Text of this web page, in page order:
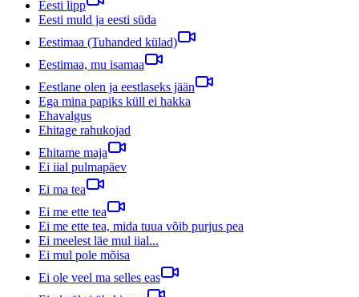
Eesti lipp
Eesti muld ja eesti süda
Eestimaa (Tuhanded külad)
Eestimaa, mu isamaa
Eestlane olen ja eestlaseks jään
Ega mina papiks küll ei hakka
Ehavalgus
Ehitage rahukojad
Ehitame maja
Ei iial pulmapäev
Ei ma tea
Ei me ette tea
Ei me ette tea, mida tuua võib purjus pea
Ei meelest läe mul iial...
Ei mul pole mõisa
Ei ole veel ma selles eas